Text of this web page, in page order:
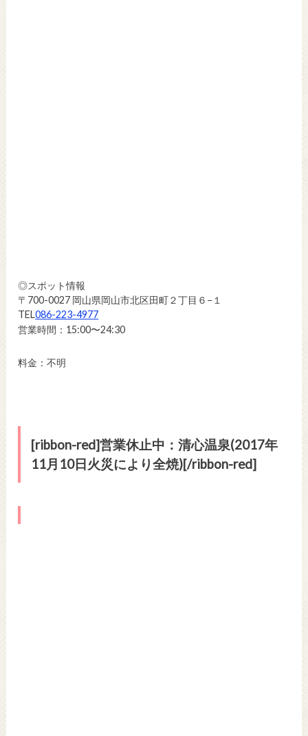
◎スポット情報
〒700-0027 岡山県岡山市北区田町２丁目６−１
TEL086-223-4977
営業時間：15:00〜24:30
料金：不明
[ribbon-red]営業休止中：清心温泉(2017年
11月10日火災により全焼)[/ribbon-red]